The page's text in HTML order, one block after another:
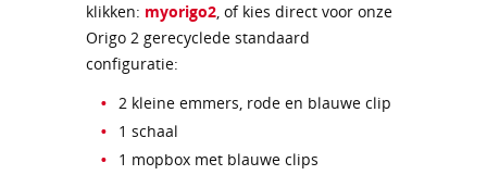
klikken: myorigo2 , of kies direct voor onze
Origo 2 gerecyclede standaard
configuratie:
2 kleine emmers, rode en blauwe clip
1 schaal
1 mopbox met blauwe clips